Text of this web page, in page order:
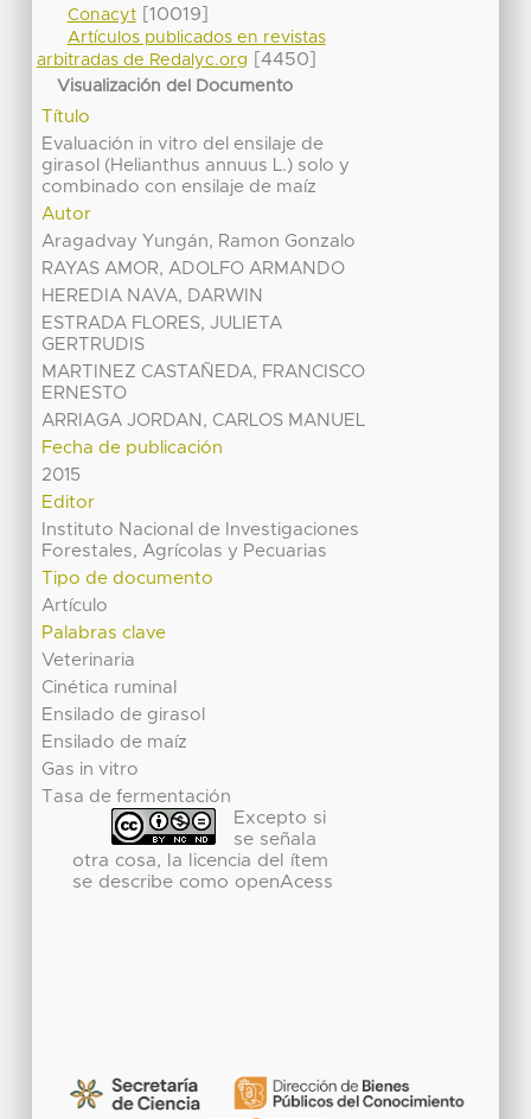
Conacyt[10019]
Artículos publicados en revistas
arbitradas de Redalyc.org
[4450]
Visualización del Documento
Título
Evaluación in vitro del ensilaje de
girasol (Helianthus annuus L.) solo y
combinado con ensilaje de maíz
Autor
Aragadvay Yungán, Ramon Gonzalo
RAYAS AMOR, ADOLFO ARMANDO
HEREDIA NAVA, DARWIN
ESTRADA FLORES, JULIETA
GERTRUDIS
MARTINEZ CASTAÑEDA, FRANCISCO
ERNESTO
ARRIAGA JORDAN, CARLOS MANUEL
Fecha de publicación
2015
Editor
Instituto Nacional de Investigaciones
Forestales, Agrícolas y Pecuarias
Tipo de documento
Artículo
Palabras clave
Veterinaria
Cinética ruminal
Ensilado de girasol
Ensilado de maíz
Gas in vitro
Tasa de fermentación
Excepto si
se señala
otra cosa, la licencia del ítem
se describe como openAcess